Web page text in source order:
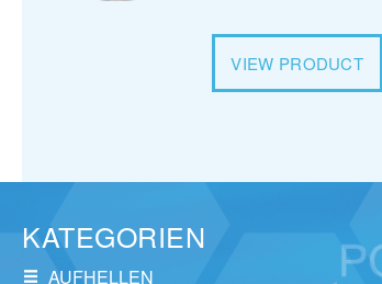
VIEW PRODUCT
KATEGORIEN
AUFHELLEN